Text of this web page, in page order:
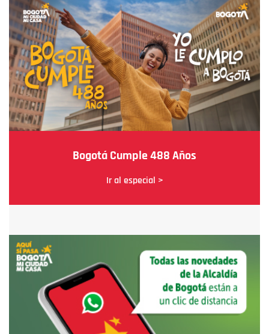
Bogotá Cumple 488 Años
Ir al especial >